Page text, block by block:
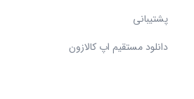
پشتیبانی
دانلود مستقیم اپ کالازون